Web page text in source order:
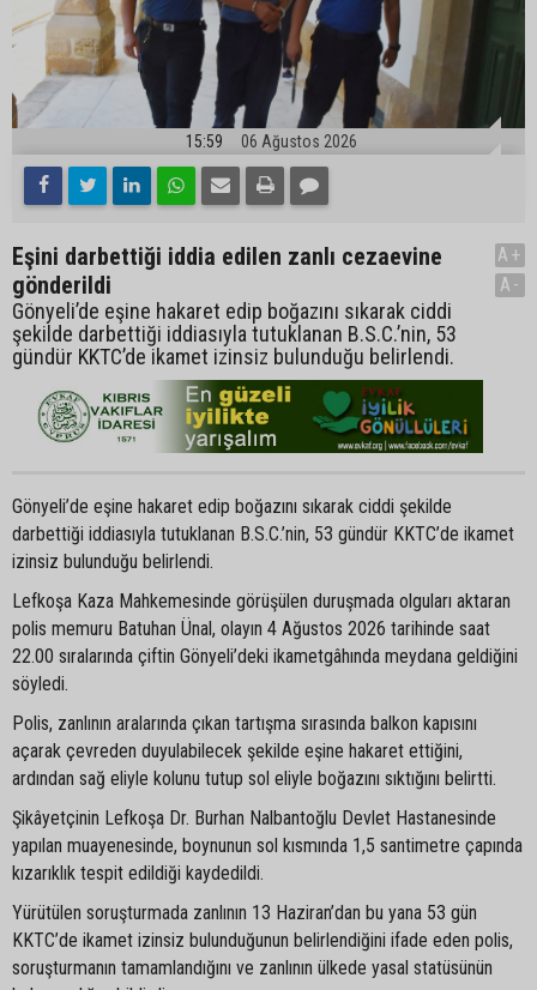
15:59 06 Ağustos 2026
Eşini darbettiği iddia edilen zanlı cezaevine
gönderildi
Gönyeli’de eşine hakaret edip boğazını sıkarak ciddi
şekilde darbettiği iddiasıyla tutuklanan B.S.C.’nin, 53
gündür KKTC’de ikamet izinsiz bulunduğu belirlendi.
A+
A-
Gönyeli’de eşine hakaret edip boğazını sıkarak ciddi şekilde
darbettiği iddiasıyla tutuklanan B.S.C.’nin, 53 gündür KKTC’de ikamet
izinsiz bulunduğu belirlendi.
Lefkoşa Kaza Mahkemesinde görüşülen duruşmada olguları aktaran
polis memuru Batuhan Ünal, olayın 4 Ağustos 2026 tarihinde saat
22.00 sıralarında çiftin Gönyeli’deki ikametgâhında meydana geldiğini
söyledi.
Polis, zanlının aralarında çıkan tartışma sırasında balkon kapısını
açarak çevreden duyulabilecek şekilde eşine hakaret ettiğini,
ardından sağ eliyle kolunu tutup sol eliyle boğazını sıktığını belirtti.
Şikâyetçinin Lefkoşa Dr. Burhan Nalbantoğlu Devlet Hastanesinde
yapılan muayenesinde, boynunun sol kısmında 1,5 santimetre çapında
kızarıklık tespit edildiği kaydedildi.
Yürütülen soruşturmada zanlının 13 Haziran’dan bu yana 53 gün
KKTC’de ikamet izinsiz bulunduğunun belirlendiğini ifade eden polis,
soruşturmanın tamamlandığını ve zanlının ülkede yasal statüsünün